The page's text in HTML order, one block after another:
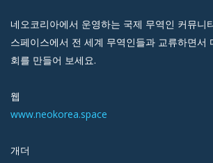
네오코리아에서 운영하는 국제 무역인 커뮤니
스페이스에서 전 세계 무역인들과 교류하면서
회를 만들어 보세요.
웹
www.neokorea.space
개더